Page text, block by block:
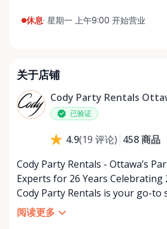
休息· 星期一 上午9:00 开始营业
星期三
星期四
星期五
关于店铺
Cody Party Rentals
已验证
4.9(19 评论) 458商品
Cody Party Rentals - Ottawa’s
Experts for 26 Years Celebrating 26 years in Ottawa,
Cody Party Rentals is your go-to
things party and event rentals. We’re proud to be a
partner of Rent Anything,
阅读更多